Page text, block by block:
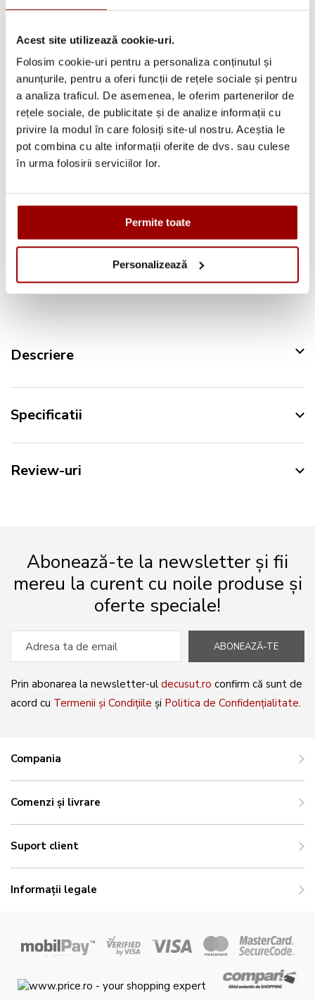
Acest site utilizează cookie-uri.
Folosim cookie-uri pentru a personaliza conținutul și
anunțurile, pentru a oferi funcții de rețele sociale și pentru
a analiza traficul. De asemenea, le oferim partenerilor de
rețele sociale, de publicitate și de analize informații cu
privire la modul în care folosiți site-ul nostru. Aceștia le
pot combina cu alte informații oferite de dvs. sau culese
în urma folosirii serviciilor lor.
Permite toate
Personalizează
Authorised Dealer 2026
Avantajele tale:
Consultanta profesionala
Deschidere coletla livrare
Retur in 14 zile
Descriere
Specificatii
Review-uri
Abonează-te la newsletter și fii
mereu la curent cu noile produse și
oferte speciale!
ABONEAZĂ-TE
Prin abonarea la newsletter-ul decusut.ro confirm că sunt de
acord cu Termenii și Condițiile și Politica de Confidențialitate.
Compania
Comenzi și livrare
Suport client
Informații legale